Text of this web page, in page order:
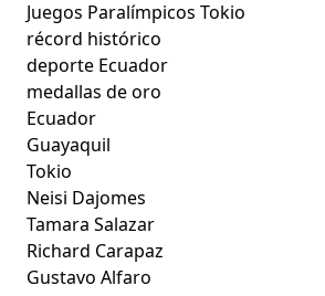
Juegos Paralímpicos Tokio
récord histórico
deporte Ecuador
medallas de oro
Ecuador
Guayaquil
Tokio
Neisi Dajomes
Tamara Salazar
Richard Carapaz
Gustavo Alfaro